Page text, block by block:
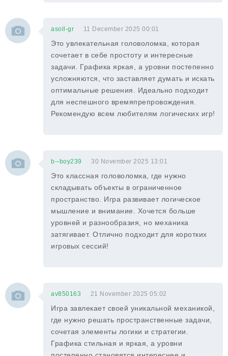
asoll-gr 11 December 2025 00:01
Это увлекательная головоломка, которая
сочетает в себе простоту и интересные
задачи. Графика яркая, а уровни постепенно
усложняются, что заставляет думать и искать
оптимальные решения. Идеально подходит
для неспешного времяпрепровождения.
Рекомендую всем любителям логических игр!
b--boy239 30 November 2025 13:01
Это классная головоломка, где нужно
складывать объекты в ограниченное
пространство. Игра развивает логическое
мышление и внимание. Хочется больше
уровней и разнообразия, но механика
затягивает. Отлично подходит для коротких
игровых сессий!
av850163 21 November 2025 05:02
Игра завлекает своей уникальной механикой,
где нужно решать пространственные задачи,
сочетая элементы логики и стратегии.
Графика стильная и яркая, а уровни